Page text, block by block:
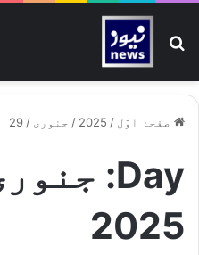
تلاش کیجیے
صفحۂ اوّل /
2025
/ جنوری /
29
Day:
2025